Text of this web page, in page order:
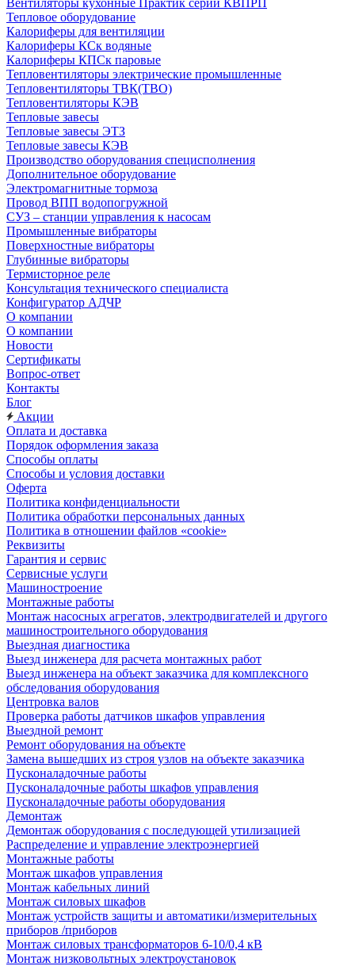
Вентиляторы кухонные Практик серии КВПРП
Тепловое оборудование
Калориферы для вентиляции
Калориферы КСк водяные
Калориферы КПСк паровые
Тепловентиляторы электрические промышленные
Тепловентиляторы ТВК(ТВО)
Тепловентиляторы КЭВ
Тепловые завесы
Тепловые завесы ЭТЗ
Тепловые завесы КЭВ
Производство оборудования специсполнения
Дополнительное оборудование
Электромагнитные тормоза
Провод ВПП водопогружной
СУЗ – станции управления к насосам
Промышленные вибраторы
Поверхностные вибраторы
Глубинные вибраторы
Термисторное реле
Консультация технического специалиста
Конфигуратор АДЧР
О компании
О компании
Новости
Сертификаты
Вопрос-ответ
Контакты
Блог
Акции
Оплата и доставка
Порядок оформления заказа
Способы оплаты
Способы и условия доставки
Оферта
Политика конфиденциальности
Политика обработки персональных данных
Политика в отношении файлов «cookie»
Реквизиты
Гарантия и сервис
Сервисные услуги
Машиностроение
Монтажные работы
Монтаж насосных агрегатов, электродвигателей и другого
машиностроительного оборудования
Выездная диагностика
Выезд инженера для расчета монтажных работ
Выезд инженера на объект заказчика для комплексного
обследования оборудования
Центровка валов
Проверка работы датчиков шкафов управления
Выездной ремонт
Ремонт оборудования на объекте
Замена вышедших из строя узлов на объекте заказчика
Пусконаладочные работы
Пусконаладочные работы шкафов управления
Пусконаладочные работы оборудования
Демонтаж
Демонтаж оборудования с последующей утилизацией
Распределение и управление электроэнергией
Монтажные работы
Монтаж шкафов управления
Монтаж кабельных линий
Монтаж силовых шкафов
Монтаж устройств защиты и автоматики/измерительных
приборов /приборов
Монтаж силовых трансформаторов 6-10/0,4 кВ
Монтаж низковольтных электроустановок